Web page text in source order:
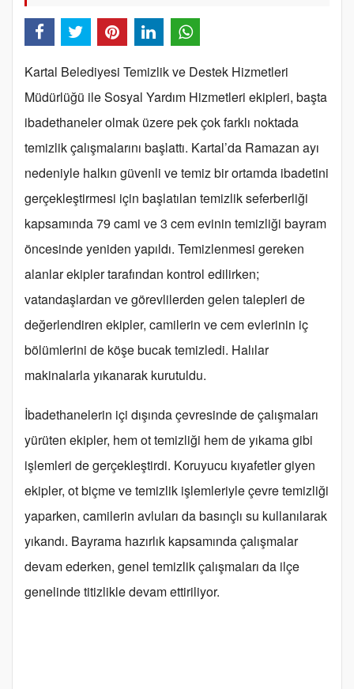
Kartal Belediyesi Temizlik ve Destek Hizmetleri
Müdürlüğü ile Sosyal Yardım Hizmetleri ekipleri, başta
ibadethaneler olmak üzere pek çok farklı noktada
temizlik çalışmalarını başlattı. Kartal’da Ramazan ayı
nedeniyle halkın güvenli ve temiz bir ortamda ibadetini
gerçekleştirmesi için başlatılan temizlik seferberliği
kapsamında 79 cami ve 3 cem evinin temizliği bayram
öncesinde yeniden yapıldı. Temizlenmesi gereken
alanlar ekipler tarafından kontrol edilirken;
vatandaşlardan ve görevlilerden gelen talepleri de
değerlendiren ekipler, camilerin ve cem evlerinin iç
bölümlerini de köşe bucak temizledi. Halılar
makinalarla yıkanarak kurutuldu.
İbadethanelerin içi dışında çevresinde de çalışmaları
yürüten ekipler, hem ot temizliği hem de yıkama gibi
işlemleri de gerçekleştirdi. Koruyucu kıyafetler giyen
ekipler, ot biçme ve temizlik işlemleriyle çevre temizliği
yaparken, camilerin avluları da basınçlı su kullanılarak
yıkandı. Bayrama hazırlık kapsamında çalışmalar
devam ederken, genel temizlik çalışmaları da ilçe
genelinde titizlikle devam ettiriliyor.